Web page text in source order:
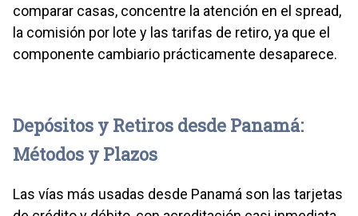
comparar casas, concentre la atención en el spread,
la comisión por lote y las tarifas de retiro, ya que el
componente cambiario prácticamente desaparece.
Depósitos y Retiros desde Panamá:
Métodos y Plazos
Las vías más usadas desde Panamá son las tarjetas